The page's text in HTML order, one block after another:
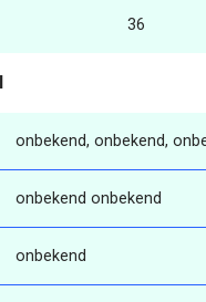
36
onbekend, onbekend,
onbekend onbekend
onbekend